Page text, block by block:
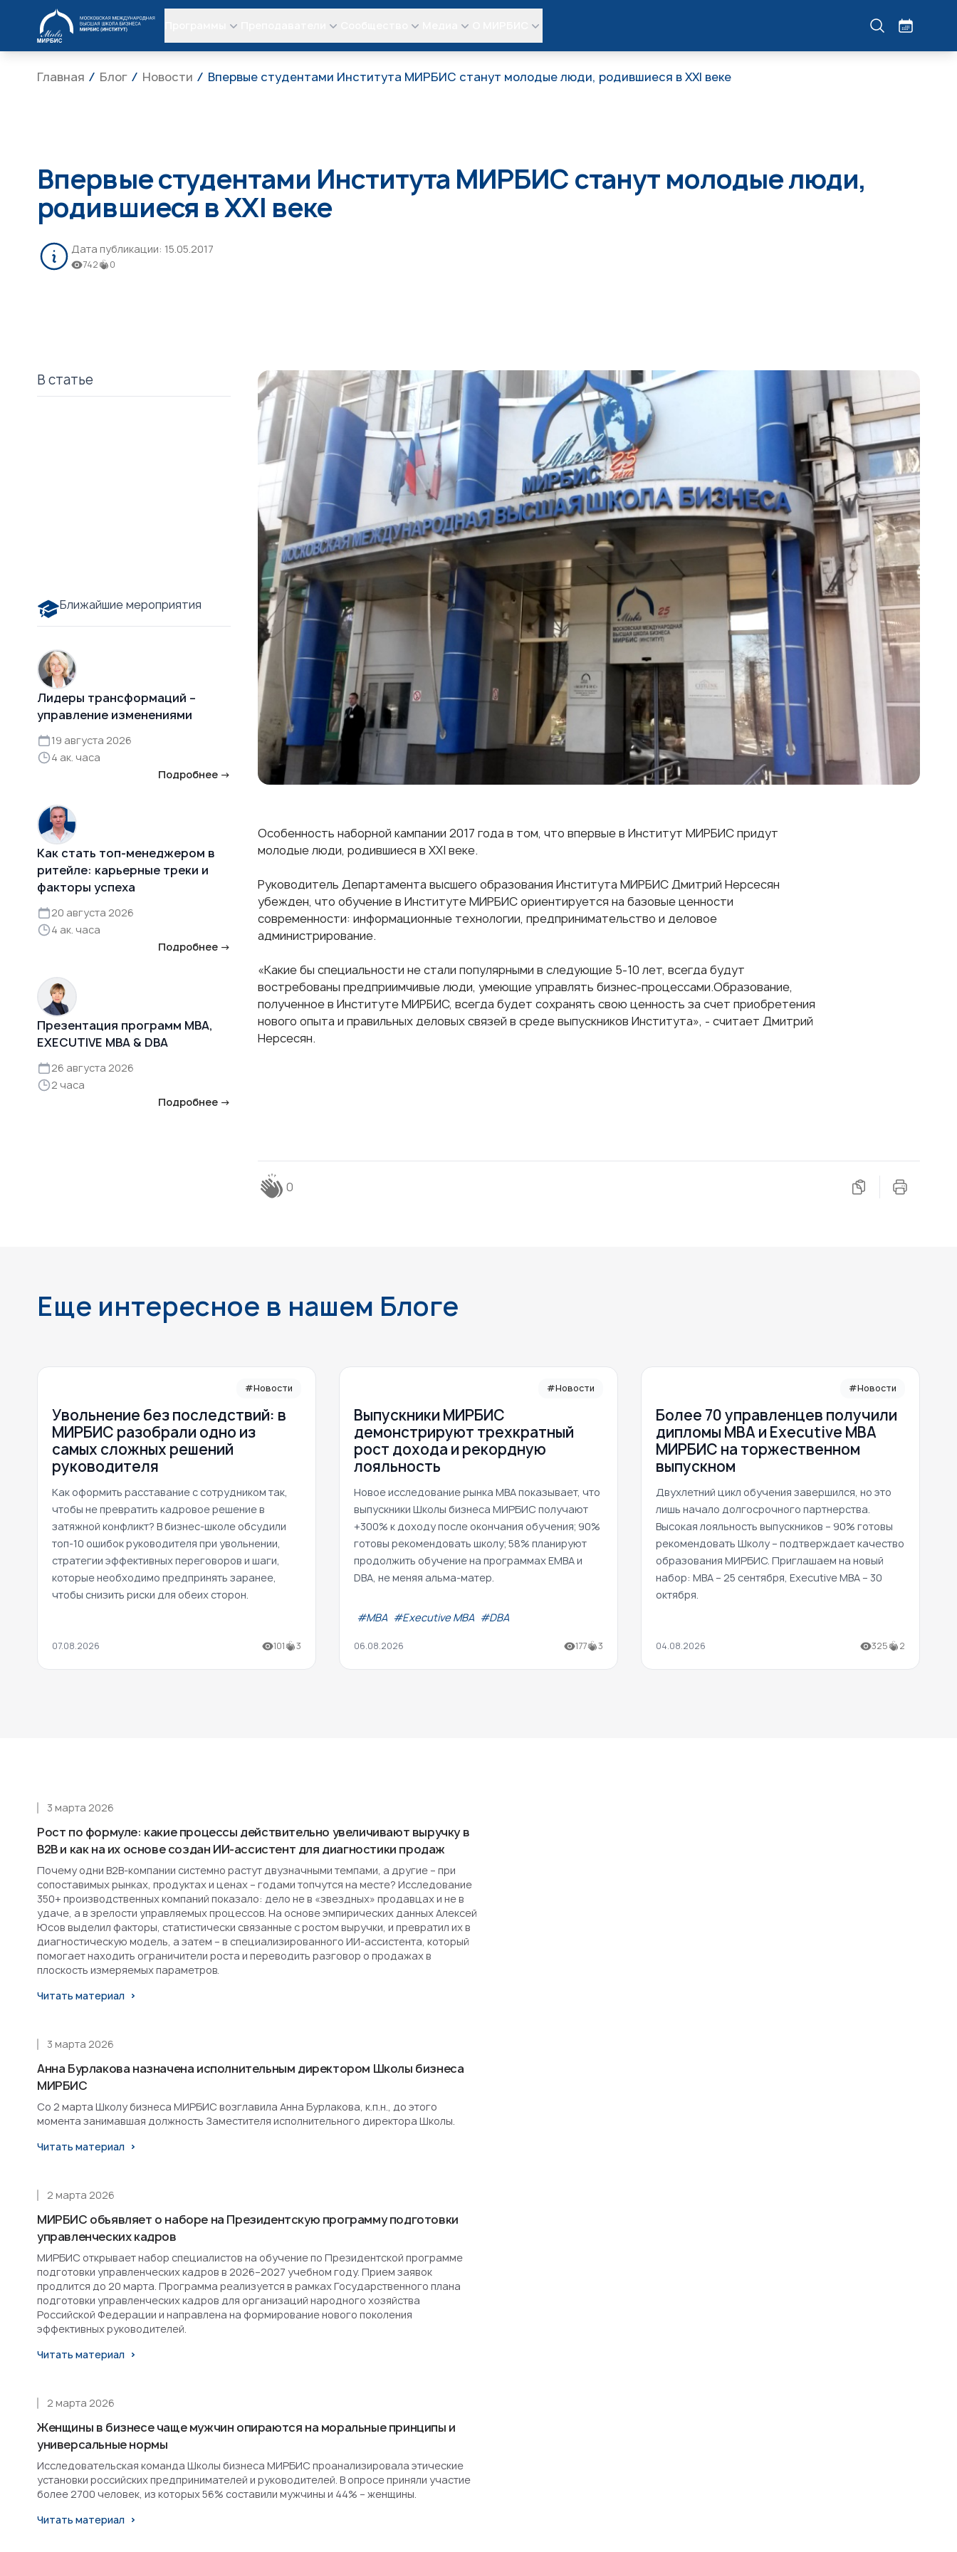
МИРБИС
Главная Блог Новости Впервые студентами Института МИРБИС станут молодые люди, родившиеся в XXI веке
Впервые студентами Института МИРБИС станут молодые люди,
родившиеся в XXI веке
Дата публикации: 15.05.2017
742 0
В статье
Особенность наборной кампании 2017 года в том, что впервые в Институт МИРБИС придут
молодые люди, родившиеся в XXI веке.
Руководитель Департамента высшего образования Института МИРБИСДмитрий Нерсесян
убежден, что обучение в Институте МИРБИС ориентируется на базовые ценности
современности: информационные технологии, предпринимательство и деловое
администрирование.
«Какие бы специальности не стали популярными в следующие 5-10 лет, всегда будут
востребованы предприимчивые люди, умеющие управлять бизнес-процессами.Образование,
полученное в Институте МИРБИС, всегда будет сохранять свою ценность за счет приобретения
нового опыта и правильных деловых связей в среде выпускников Института», - считает Дмитрий
Нерсесян.
Ближайшие мероприятия
Лидеры трансформаций –
управление изменениями
19 августа 2026
4 ак. часа
Подробнее →
Как стать топ-менеджером в
ритейле: карьерные треки и
факторы успеха
20 августа 2026
4 ак. часа
Подробнее →
Презентация программ MBA,
EXECUTIVE MBA & DBA
26 августа 2026
2 часа
Подробнее →
0
Еще интересное в нашем Блоге
#Новости
Увольнение без последствий: в
МИРБИС разобрали одно из
самых сложных решений
руководителя
Как оформить расставание с сотрудником так,
чтобы не превратить кадровое решение в
затяжной конфликт? В бизнес-школе обсудили
топ-10 ошибок руководителя при увольнении,
стратегии эффективных переговоров и шаги,
которые необходимо предпринять заранее,
чтобы снизить риски для обеих сторон.
07.08.2026 101 3
#Новости
Выпускники МИРБИС
демонстрируют трехкратный
рост дохода и рекордную
лояльность
Новое исследование рынка MBA показывает, что
выпускники Школы бизнеса МИРБИС получают
+300% к доходу после окончания обучения; 90%
готовы рекомендовать школу; 58% планируют
продолжить обучение на программах EMBA и
DBA, не меняя альма-матер.
#МВА #Executive MBA #DBA
06.08.2026 177 3
#Новости
Более 70 управленцев получили
дипломы MBA и Executive MBA
МИРБИС на торжественном
выпускном
Двухлетний цикл обучения завершился, но это
лишь начало долгосрочного партнерства.
Высокая лояльность выпускников – 90% готовы
рекомендовать Школу – подтверждает качество
образования МИРБИС. Приглашаем на новый
набор: MBA – 25 сентября, Executive MBA – 30
октября.
04.08.2026 325 2
Рост по формуле: какие процессы действительно увеличивают выручку в
B2B и как на их основе создан ИИ-ассистент для диагностики продаж
3 марта 2026
Почему одни B2B-компании системно растут двузначными темпами, а другие – при
сопоставимых рынках, продуктах и ценах – годами топчутся на месте? Исследование
350+ производственных компаний показало: дело не в «звездных» продавцах и не в
удаче, а в зрелости управляемых процессов. На основе эмпирических данных Алексей
Юсов выделил факторы, статистически связанные с ростом выручки, и превратил их в
диагностическую модель, а затем – в специализированного ИИ-ассистента, который
помогает находить ограничители роста и переводить разговор о продажах в
плоскость измеряемых параметров.
Читать материал
Анна Бурлакова назначена исполнительным директором Школы бизнеса
МИРБИС
3 марта 2026
Со 2 марта Школу бизнеса МИРБИС возглавила Анна Бурлакова, к.п.н., до этого
момента занимавшая должность Заместителя исполнительного директора Школы.
Читать материал
МИРБИС объявляет о наборе на Президентскую программу подготовки
управленческих кадров
2 марта 2026
МИРБИС открывает набор специалистов на обучение по Президентской программе
подготовки управленческих кадров в 2026–2027 учебном году. Прием заявок
продлится до 20 марта. Программа реализуется в рамках Государственного плана
подготовки управленческих кадров для организаций народного хозяйства
Российской Федерации и направлена на формирование нового поколения
эффективных руководителей.
Читать материал
Женщины в бизнесе чаще мужчин опираются на моральные принципы и
универсальные нормы
2 марта 2026
Исследовательская команда Школы бизнеса МИРБИС проанализировала этические
установки российских предпринимателей и руководителей. В опросе приняли участие
более 2700 человек, из которых 56% составили мужчины и 44% – женщины.
Читать материал